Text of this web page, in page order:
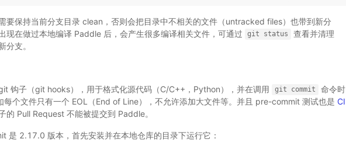
要保持当前分支目录 clean，否则会把目录中不相关的文件（untracked files）也带到新分
现在做过本地编译 Paddle 后，会产生很多编译相关文件，可通过
git status
查看并清理
分支。
钩子（git hooks），用于格式化源代码（C/C++，Python），并在调用 git commit
命令时
每个文件只有一个 EOL（End of Line），不允许添加大文件等。并且 pre-commit 测试也是 CI
的 Pull Request 不能被提交到 Paddle。
是 2.17.0 版本，首先安装并在本地仓库的目录下运行它：